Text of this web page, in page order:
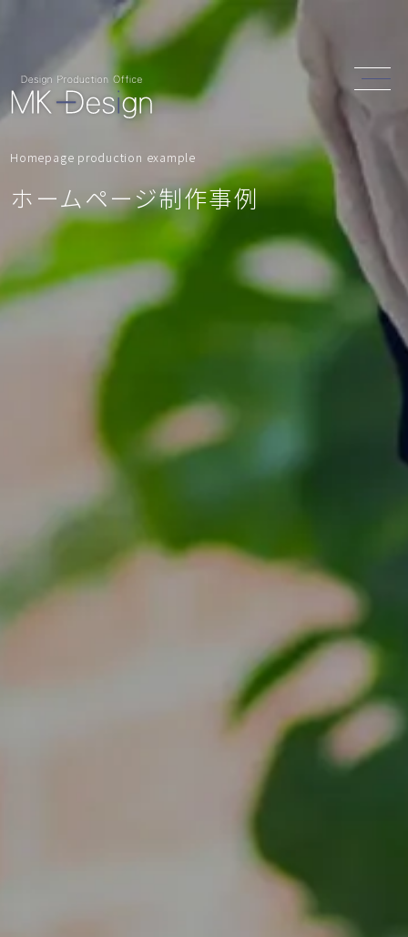
Homepage production example
ホームページ制作事例